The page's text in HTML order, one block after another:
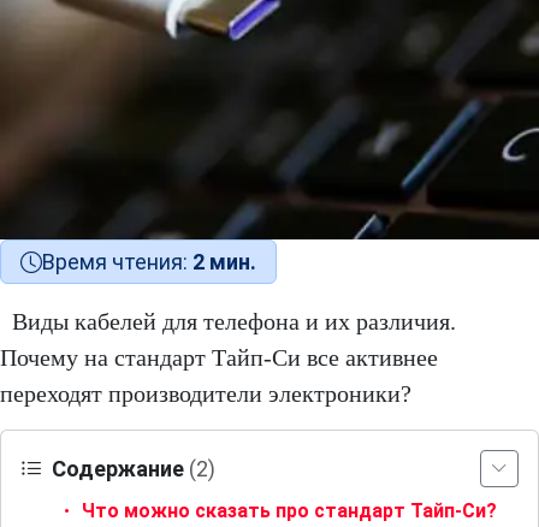
Время чтения: 2 мин.
Виды кабелей для телефона и их различия.
Почему на стандарт Тайп-Си все активнее
переходят производители электроники?
Содержание (2)
Что можно сказать про стандарт Тайп-Си?